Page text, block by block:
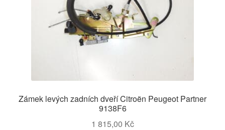
Zámek levých zadních dveří Citroën Peugeot Partner
9138F6
1 815,00 Kč